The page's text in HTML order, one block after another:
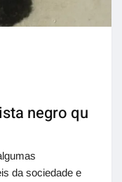
negro qu
da sociedade e